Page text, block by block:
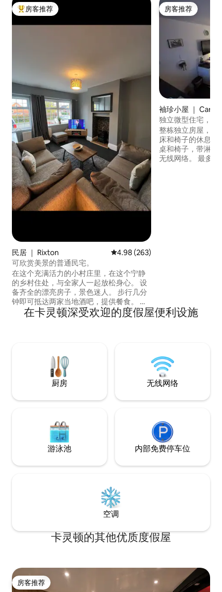
热门「房客推荐」
房客推荐
民居 ｜ Rixton 平均评分 4.98 分（满分 5 分），
4.98 (263)
可欣赏美景的普通民宅。
在这个充满活力的小村庄里，在这个宁静
的乡村住处，与全家人一起放松身心。 设
备齐全的漂亮房子，景色迷人。 步行几分
钟即可抵达两家当地酒吧，提供餐食。 村
庄商店。 印度餐厅。 高速公路交通便利，
距离M6仅5分钟路程。 距离Trafford
Bell，5.9英里，约9分钟。 欢迎承包商。
请勿携带宠物。
房客推荐
房客推荐
袖珍小屋 ｜
独立微型住宅，免
整栋独立房屋，楼
床和椅子的休息室
桌和椅子，带淋浴
无线网络。 最多可住4位房客。 可停放1辆
在卡灵顿深受欢迎的度假屋便利设施
厨房 无线网络
游泳池 内部免费停车位
空调
卡灵顿的其他优质度假屋
房客推荐
房客推荐